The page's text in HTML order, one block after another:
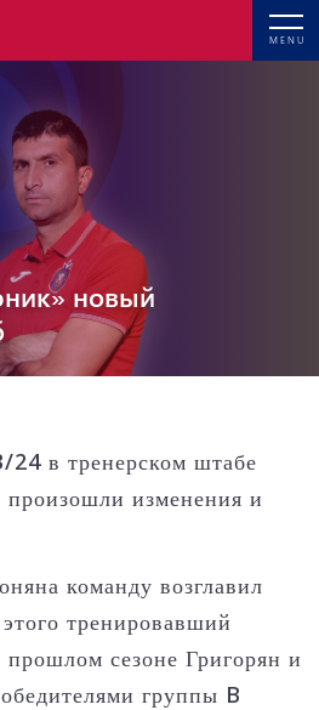
MENU
новый
24 в тренерском штабе
изменения и
команду возглавил
тренировавший
сезоне Григорян и
группы B